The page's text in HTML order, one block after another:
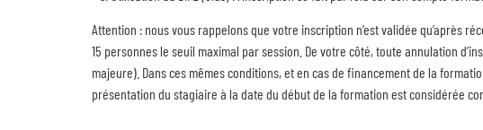
Attention : nous vous rappelons que votre inscription n’est validée qu’après
15 personnes le seuil maximal par session. De votre côté, toute annulation
majeure). Dans ces mêmes conditions, et en cas de financement de la
présentation du stagiaire à la date du début de la formation est considérée